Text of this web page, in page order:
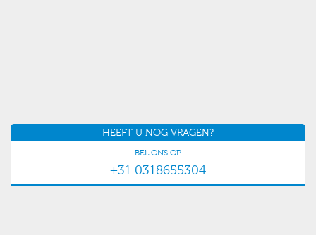
HEEFT U NOG VRAGEN?
BEL ONS OP
+31 0318655304